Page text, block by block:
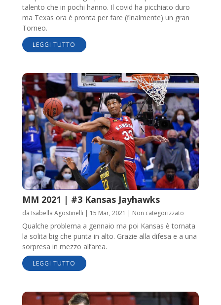
talento che in pochi hanno. Il covid ha picchiato duro
ma Texas ora è pronta per fare (finalmente) un gran
Torneo.
LEGGI TUTTO
MM 2021 | #3 Kansas Jayhawks
da Isabella Agostinelli | 15 Mar, 2021 | Non categorizzato
Qualche problema a gennaio ma poi Kansas è tornata
la solita big che punta in alto. Grazie alla difesa e a una
sorpresa in mezzo all’area.
LEGGI TUTTO